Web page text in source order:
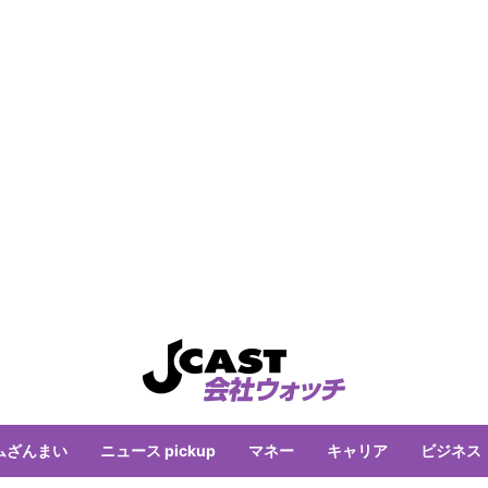
ざんまい ニュース pickup マネー キャリア ビジネス